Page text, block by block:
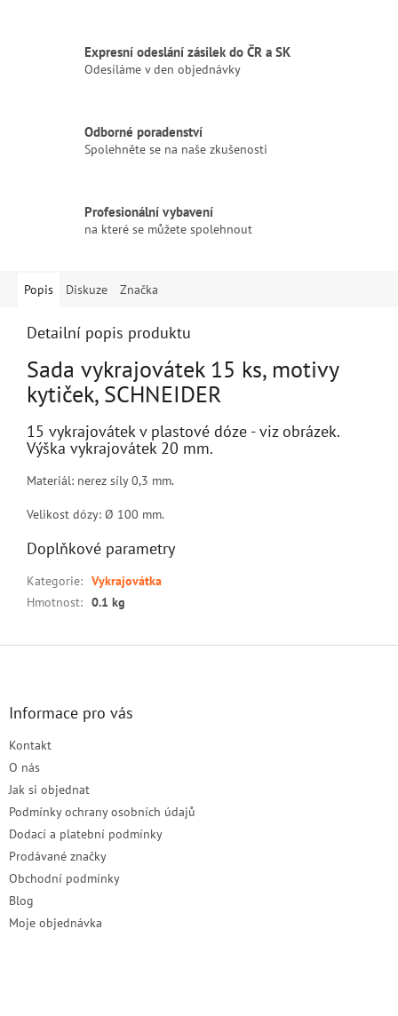
Expresní odeslání zásilek do ČR a SK
Odesíláme v den objednávky
Odborné poradenství
Spolehněte se na naše zkušenosti
Profesionální vybavení
na které se můžete spolehnout
Popis Diskuze Značka
Detailní popis produktu
Sada vykrajovátek 15 ks, motivy
kytiček, SCHNEIDER
15 vykrajovátek v plastové dóze - viz obrázek.
Výška vykrajovátek 20 mm.
Materiál: nerez síly 0,3 mm.
Velikost dózy: Ø 100 mm.
Doplňkové parametry
Kategorie: Vykrajovátka
Hmotnost: 0.1 kg
Informace pro vás
Kontakt
O nás
Jak si objednat
Podmínky ochrany osobních údajů
Dodací a platební podmínky
Prodávané značky
Obchodní podmínky
Blog
Moje objednávka